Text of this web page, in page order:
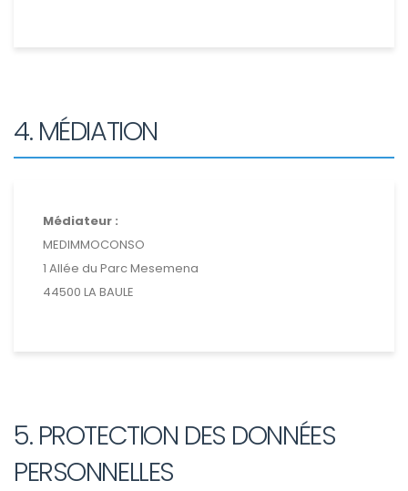
4. MÉDIATION
Médiateur :
MEDIMMOCONSO
1 Allée du Parc Mesemena
44500 LA BAULE
5. PROTECTION DES DONNÉES
PERSONNELLES